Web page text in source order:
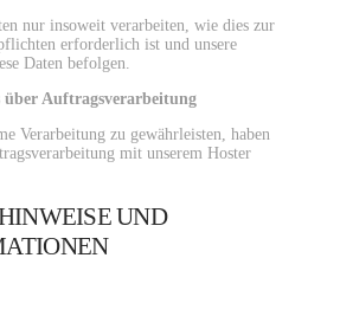
nur insoweit verarbeiten, wie dies zur
erforderlich ist und unsere
Daten befolgen.
über Auftragsverarbeitung
Verarbeitung zu gewährleisten, haben
mit unserem Hoster
UND